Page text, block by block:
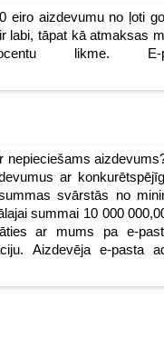
eiro aizdevumu no ļoti
labi, tāpat kā atmaksas
likme. E-
nepieciešams
ar
svārstās no
summai 10 000
ar mums pa e-
Aizdevēja e-pasta